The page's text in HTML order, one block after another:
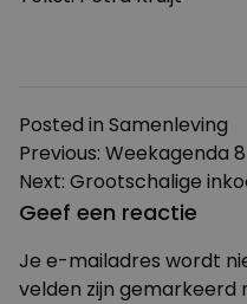
Posted in Samenleving
Bericht
navigatie
Previous: Weekagenda
Next: Grootschalige
Geef een reactie
Je e-mailadres wordt
velden zijn gemarkeerd